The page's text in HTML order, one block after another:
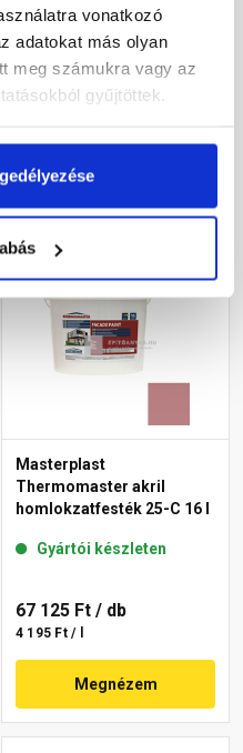
vonatkozó
adatokat más olyan
meg számukra vagy az
gyűjtöttek.
diszperziós
homlokzatfesték 5173
Rendelésre
Megnézem
Masterplast
Thermomaster akril
homlokzatfesték 25-C 16 l
Gyártói készleten
67 125 Ft / db
4 195 Ft / l
Megnézem